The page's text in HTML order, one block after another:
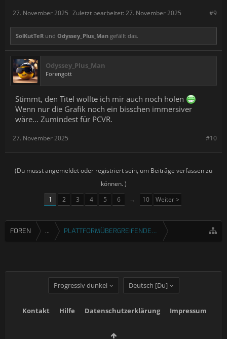
#9
27. November 2025 Zuletzt bearbeitet: 27. November 2025
SolKutTeR und Odyssey_Plus_Man gefällt das.
Odyssey_Plus_Man
Forengott
Stimmt, den Titel wollte ich mir auch noch holen
Wenn nur die Grafik noch ein bisschen immersiver
wäre... Zumindest für PCVR.
#10
27. November 2025
(Du musst angemeldet oder registriert sein, um Beiträge verfassen zu
können. )
1
2 3 4 5 6 → 10 Weiter >
FOREN ... PLATTFORMÜBERGREIFENDE SPIELE
Progressiv dunkel Deutsch [Du]
Kontakt Hilfe Datenschutzerklärung Impressum